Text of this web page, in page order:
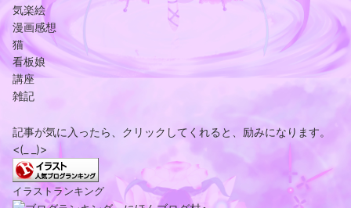
気楽絵
漫画感想
猫
看板娘
講座
雑記
記事が気に入ったら、クリックしてくれると、励みになります。
<(_ _)>
イラストランキング